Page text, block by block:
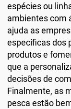
espécies ou
ambientes com
ajuda as
específicas dos
produtos e
que a
decisões de
Finalmente, as
pesca estão